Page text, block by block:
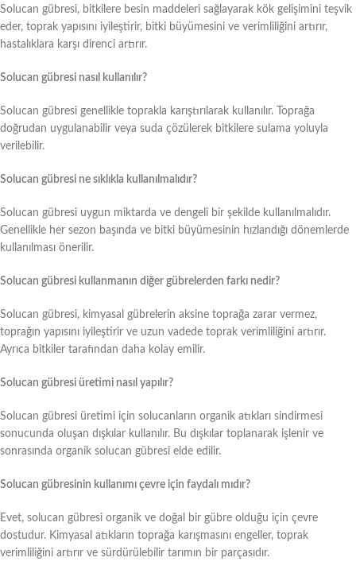
Solucan gübresi, bitkilere besin maddeleri sağlayarak kök gelişimini teşvik
eder, toprak yapısını iyileştirir, bitki büyümesini ve verimliliğini artırır,
hastalıklara karşı direnci artırır.
Solucan gübresi nasıl kullanılır?
Solucan gübresi genellikle toprakla karıştırılarak kullanılır. Toprağa
doğrudan uygulanabilir veya suda çözülerek bitkilere sulama yoluyla
verilebilir.
Solucan gübresi ne sıklıkla kullanılmalıdır?
Solucan gübresi uygun miktarda ve dengeli bir şekilde kullanılmalıdır.
Genellikle her sezon başında ve bitki büyümesinin hızlandığı dönemlerde
kullanılması önerilir.
Solucan gübresi kullanmanın diğer gübrelerden farkı nedir?
Solucan gübresi, kimyasal gübrelerin aksine toprağa zarar vermez,
toprağın yapısını iyileştirir ve uzun vadede toprak verimliliğini artırır.
Ayrıca bitkiler tarafından daha kolay emilir.
Solucan gübresi üretimi nasıl yapılır?
Solucan gübresi üretimi için solucanların organik atıkları sindirmesi
sonucunda oluşan dışkılar kullanılır. Bu dışkılar toplanarak işlenir ve
sonrasında organik solucan gübresi elde edilir.
Solucan gübresinin kullanımı çevre için faydalı mıdır?
Evet, solucan gübresi organik ve doğal bir gübre olduğu için çevre
dostudur. Kimyasal atıkların toprağa karışmasını engeller, toprak
verimliliğini artırır ve sürdürülebilir tarımın bir parçasıdır.